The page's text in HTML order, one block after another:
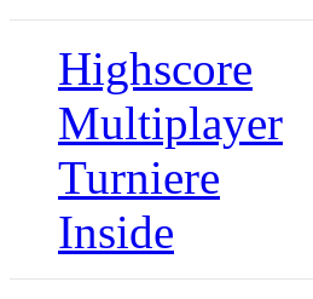
Highscore
Multiplayer
Turniere
Inside